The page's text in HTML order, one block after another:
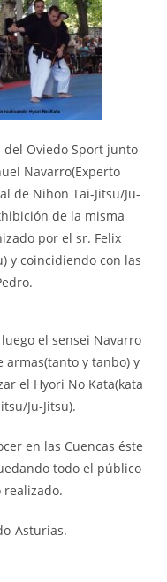
del Oviedo Sport junto
Navarro(Experto
de Nihon Tai-Jitsu/Ju-
de la misma
por el sr. Felix
y coincidiendo con las
el sensei Navarro
y tanbo) y
el Hyori No Kata(kata
Ju-Jitsu).
en las Cuencas éste
todo el público
realizado.
Asturias.